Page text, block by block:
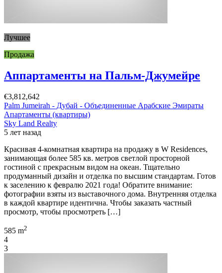
Лучшее
Продажа
Аппартаменты на Пальм-Джумейре
€3,812,642
Palm Jumeirah - Дубай - Объединенные Арабские Эмираты
Апартаменты (квартиры)
Sky Land Realty
5 лет назад
Красивая 4-комнатная квартира на продажу в W Residences,
занимающая более 585 кв. метров светлой просторной
гостиной с прекрасным видом на океан. Тщательно
продуманный дизайн и отделка по высшим стандартам. Готов
к заселению к февралю 2021 года! Обратите внимание:
фотографии взяты из выставочного дома. Внутренняя отделка
в каждой квартире идентична. Чтобы заказать частный
просмотр, чтобы просмотреть […]
585 m2
4
3